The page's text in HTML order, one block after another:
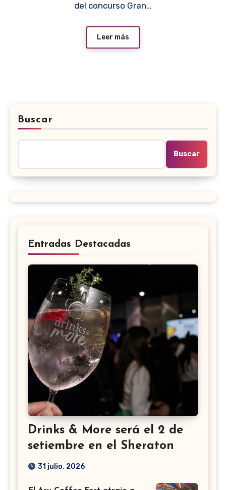
del concurso Gran…
Leer más
Buscar
Buscar
Entradas Destacadas
Drinks & More será el 2 de
setiembre en el Sheraton
31 julio, 2026